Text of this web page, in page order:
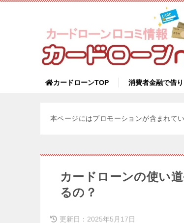
カードローンTOP 消費者金融で借
本ページにはプロモーションが含まれてい
カードローンの使い
るの？
更新日： 2025年5月17日